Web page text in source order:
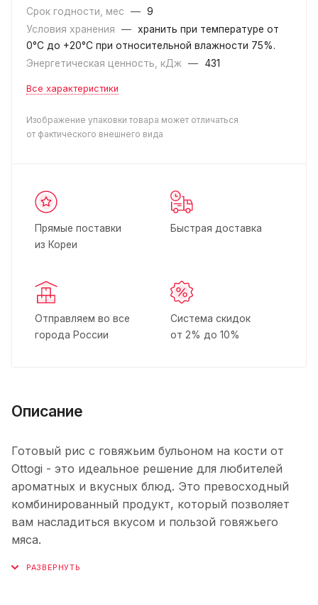
Срок годности, мес
— 9
Условия хранения
— хранить при температуре от
0°С до +20°C при относительной влажности 75%.
Энергетическая ценность, кДж
— 431
Все характеристики
Изображение упаковки товара может отличаться
от фактического внешнего вида
Прямые поставки
из Кореи
Быстрая доставка
Отправляем во все
города России
Система скидок
от 2% до 10%
Описание
Готовый рис с говяжьим бульоном на кости от
Ottogi - это идеальное решение для любителей
ароматных и вкусных блюд. Это превосходный
комбинированный продукт, который позволяет
вам насладиться вкусом и пользой говяжьего
мяса.